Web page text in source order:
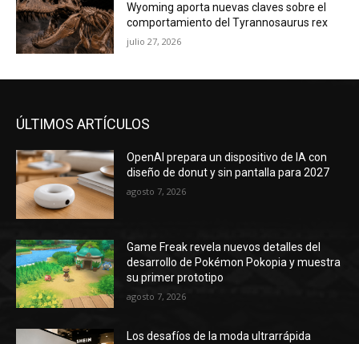
Wyoming aporta nuevas claves sobre el
comportamiento del Tyrannosaurus rex
julio 27, 2026
ÚLTIMOS ARTÍCULOS
OpenAI prepara un dispositivo de IA con
diseño de donut y sin pantalla para 2027
agosto 7, 2026
Game Freak revela nuevos detalles del
desarrollo de Pokémon Pokopia y muestra
su primer prototipo
agosto 7, 2026
Los desafíos de la moda ultrarrápida